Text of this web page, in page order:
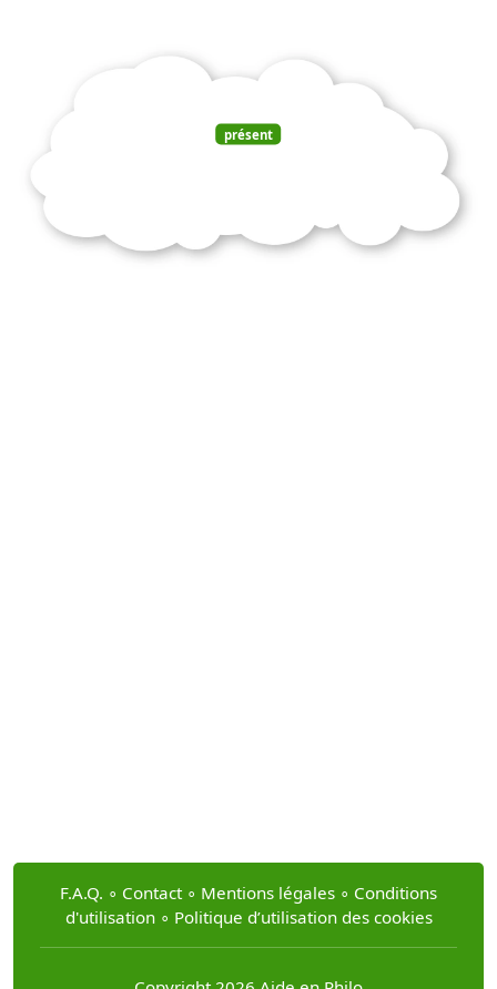
présent
F.A.Q. ∘ Contact ∘ Mentions légales ∘ Conditions
d'utilisation∘ Politique d’utilisation des cookies